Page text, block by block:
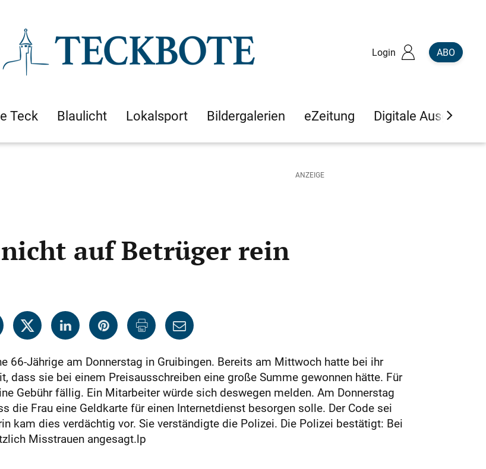
Login ABO
Teck Blaulicht Lokalsport Bildergalerien eZeitung Digitale Ausgaben
auf Betrüger rein
66-Jährige am Donnerstag in Gruibingen. Bereits am Mittwoch hatte bei ihr
dass sie bei einem Preisausschreiben eine große Summe gewonnen hätte. Für
Gebühr fällig. Ein Mitarbeiter würde sich deswegen melden. Am Donnerstag
die Frau eine Geldkarte für einen Internetdienst besorgen solle. Der Code sei
kam dies verdächtig vor. Sie verständigte die Polizei. Die Polizei bestätigt: Bei
Misstrauen angesagt.lp